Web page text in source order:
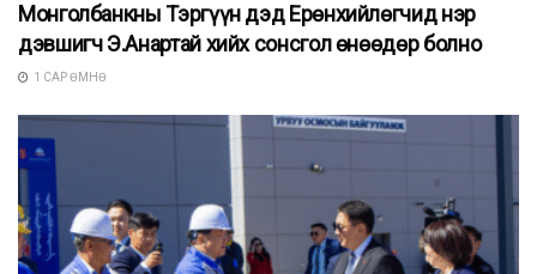
Монголбанкны Тэргүүн дэд Ерөнхийлөгчид нэр
дэвшигч Э.Анартай хийх сонсгол өнөөдөр болно
1 САР ӨМНӨ